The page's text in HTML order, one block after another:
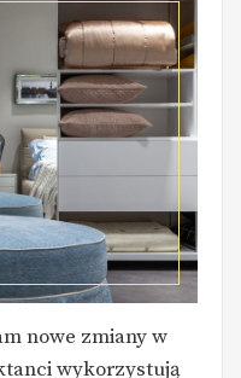
nowe zmiany w
wykorzystują